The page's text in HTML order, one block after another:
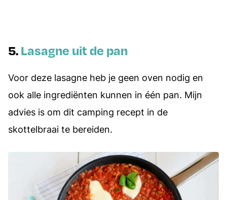
5.Lasagne uit de pan
Voor deze lasagne heb je geen oven nodig en
ook alle ingrediënten kunnen in één pan. Mijn
advies is om dit camping recept in de
skottelbraai te bereiden.